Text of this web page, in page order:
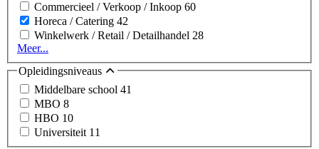
Commercieel / Verkoop / Inkoop 60
Horeca / Catering 42
Winkelwerk / Retail / Detailhandel 28
Meer...
Opleidingsniveaus
Middelbare school 41
MBO 8
HBO 10
Universiteit 11